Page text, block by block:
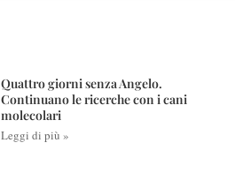
Quattro giorni senza Angelo.
Continuano le ricerche con i cani
molecolari
Leggi di più »